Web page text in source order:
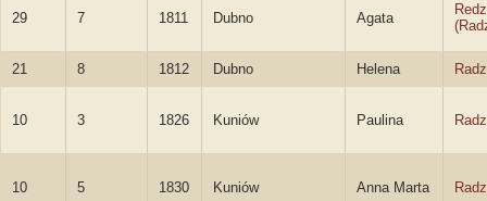
29 7 1811 Dubno Agata
21 8 1812 Dubno Helena
10 3 1826 Kuniów Paulina
10 5 1830 Kuniów Anna Marta